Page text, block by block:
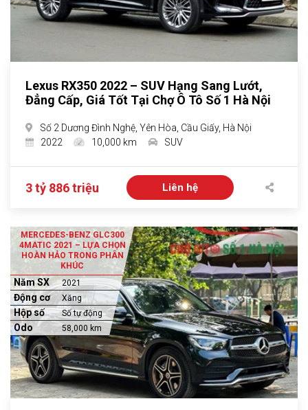
Lexus RX350 2022 – SUV Hạng Sang Lướt,
Đẳng Cấp, Giá Tốt Tại Chợ Ô Tô Số 1 Hà Nội
Số 2 Dương Đình Nghệ, Yên Hòa, Cầu Giấy, Hà Nội
2022
10,000 km SUV
3 tỷ 886 triệu Liên hệ
MERCEDES-BENZ GLC300
4MATIC 2021 – LỰA CHỌN
HOÀN HẢO TRONG PHÂN
KHÚC
Năm SX 2021
Động cơ Xăng
Hộp số Số tự động
Odo 58,000 km